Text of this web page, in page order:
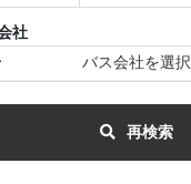
社
バス会社を選択
再検索